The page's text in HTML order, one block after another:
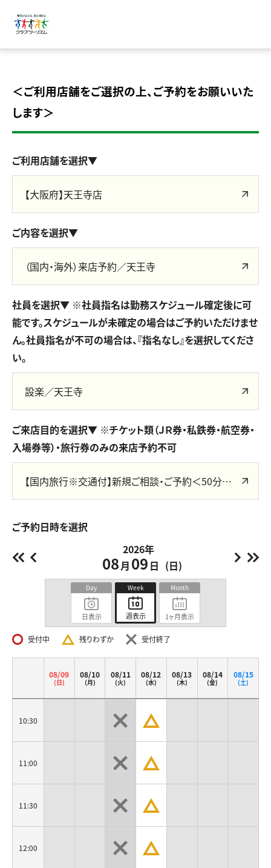
＜ご利用店舗をご選択の上、ご予約をお願いいた
します＞
ご利用店舗を選択▼
【大阪府】天王寺店
ご内容を選択▼
（国内・海外）来店予約／天王寺
社員を選択▼ ※社員指名は勤務スケジュール確定後に可
能です。スケジュールが未確定の場合はご予約いただけませ
ん。社員指名が不可の場合は、『指名なし』を選択してくださ
い。
設楽／天王寺
ご来店目的を選択▼ ※チケット類（ＪＲ券・私鉄券・航空券・
入場券等）・旅行券のみの来店予約不可
【国内旅行※交通付】新規ご相談・ご予約＜50分＞㉑
ご予約日時を選択
2026年
08月 09 日 (日)
明
Day
日表示
Week
週表示
Month
1ヶ月表示
受付中 残りわずか 受付終了
08/09
(日)
08/10
(月)
08/11
(火)
08/12
(水)
08/13
(木)
08/14
(金)
08/15
(土)
10:30
11:00
11:30
12:00